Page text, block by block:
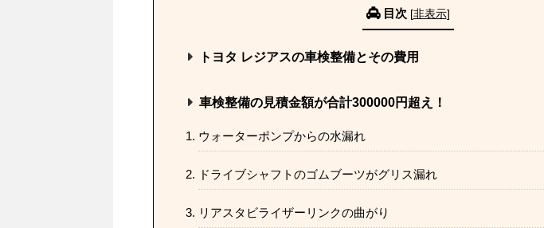
目次 [非表示]
トヨタ レジアスの車検整備とその費用
車検整備の見積金額が合計300000円超え！
ウォーターポンプからの水漏れ
ドライブシャフトのゴムブーツがグリス漏れ
リアスタビライザーリンクの曲がり